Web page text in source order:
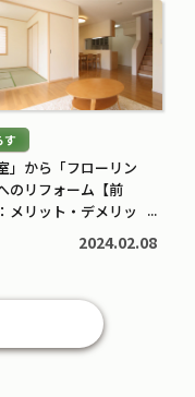
す
」から「フローリン
のリフォーム【前
メリット・デメリッ
2024.02.08